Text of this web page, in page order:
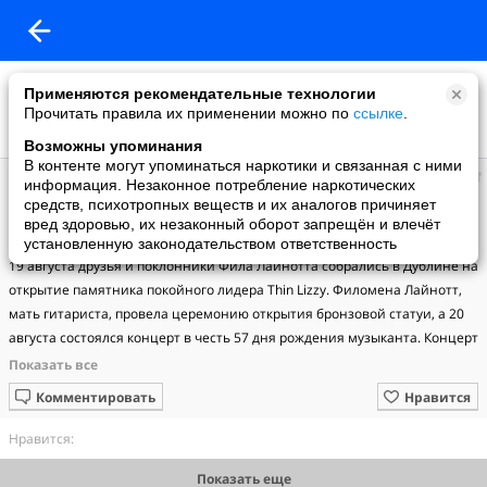
Применяются рекомендательные технологии
Прочитать правила их применении можно по ссылке
Возможны упоминания
В контенте могут упоминаться наркотики и связанная с ними
информация. Незаконное потребление наркотических
средств, психотропных веществ и их аналогов причиняет
вред здоровью, их незаконный оборот запрещён и влечёт
установленную законодательством ответственность
Владимир
добавил видео
31.10.2015
Gary Moore & Friends: ★ One Night In Dublin (2005)
19 августа друзья и поклонники Фила Лайнотта собрались в Дублине на
открытие памятника покойного лидера Thin Lizzy. Филомена Лайнотт,
мать гитариста, провела церемонию открытия бронзовой статуи, а 20
августа состоялся концерт в честь 57 дня рождения музыканта. Концерт
прошел при участии бывших членов Thin Lizzy - Гари Мура, Скотта
Горэма, Эрика Белла, Брайана Дауни и Брайана Робертсона. Гари Мур
(Gary Moore) - один из наиболее известных и любимых слушателями
рок-гитаристов. Его плодотворная творческая карьера насчитывает уже
более 30-ти лет. Участник нескольких знаменитых рок-бэндов (среди
которых - Thin Lizzy, Colosseum II и Skid Row), с которыми он работал в 70-
Нравится
Комментировать
Нравится:
Показать еще